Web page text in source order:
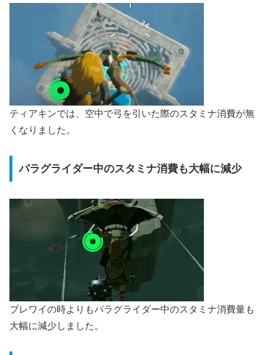
ティアキンでは、空中で弓を引いた際のスタミナ消費が無
くなりました。
パラグライダー中のスタミナ消費も大幅に減少
ブレワイの時よりもパラグライダー中のスタミナ消費量も
大幅に減少しました。